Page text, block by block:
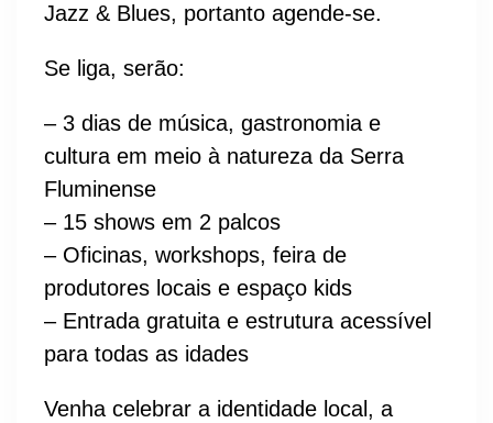
Jazz & Blues, portanto agende-se.
Se liga, serão:
– 3 dias de música, gastronomia e
cultura em meio à natureza da Serra
Fluminense
– 15 shows em 2 palcos
– Oficinas, workshops, feira de
produtores locais e espaço kids
– Entrada gratuita e estrutura acessível
para todas as idades
Venha celebrar a identidade local, a